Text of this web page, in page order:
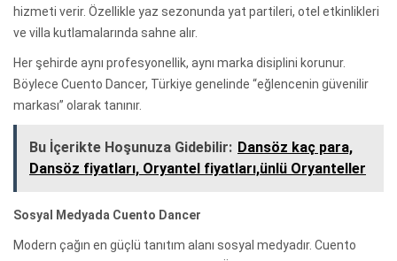
hizmeti verir. Özellikle yaz sezonunda yat partileri, otel etkinlikleri
ve villa kutlamalarında sahne alır.
Her şehirde aynı profesyonellik, aynı marka disiplini korunur.
Böylece Cuento Dancer, Türkiye genelinde “eğlencenin güvenilir
markası” olarak tanınır.
Bu İçerikte Hoşunuza Gidebilir: Dansöz kaç para,
Dansöz fiyatları, Oryantel fiyatları,ünlü Oryanteller
Sosyal Medyada Cuento Dancer
Modern çağın en güçlü tanıtım alanı sosyal medyadır. Cuento